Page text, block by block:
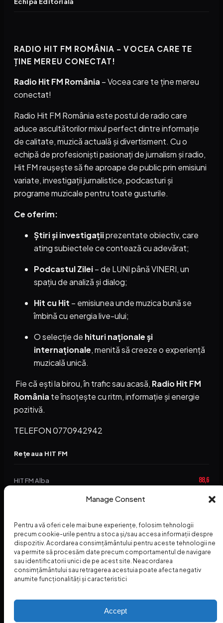
Manage Consent
Pentru a vă oferi cele mai bune experiențe, folosim tehnologii
precum cookie-urile pentru a stoca și/sau accesa informații despre
dispozitiv. Acordarea consimțământului pentru aceste tehnologii ne
va permite să procesăm date precum comportamentul de navigare
sau identificatorii unici de pe acest site. Neacordarea
consimțământului sau retragerea acestuia poate afecta negativ
anumite funcționalități și caracteristici
Accept
RADIO HIT FM ROMÂNIA – VOCEA CARE TE
ȚINE MEREU CONECTAT!
Radio Hit FM România – Vocea care te ține mereu
conectat!
Radio Hit FM România este postul de radio care
aduce ascultătorilor mixul perfect dintre informație
de calitate, muzică actuală și divertisment. Cu o
echipă de profesioniști pasionați de jurnalism și radio,
Hit FM reușește să fie aproape de public prin emisiuni
variate, investigații jurnalistice, podcasturi și
programe muzicale pentru toate gusturile.
Ce oferim:
Știri și investigațiiprezentate obiectiv, care
ating subiectele ce contează cu adevărat;
Podcastul Zilei– de LUNI până VINERI, un
spațiu de analiză și dialog;
Hit cu Hit – emisiunea unde muzica bună se
îmbină cu energia live-ului;
O selecție de hituri naționale și
internaționale, menită să creeze o experiență
muzicală unică.
Fie că ești la birou, în trafic sau acasă, Radio Hit FM
România te însoțește cu ritm, informație și energie
pozitivă.
TELEFON 0770942942
Rețeaua HIT FM
HIT FM Alba 88,6
94,2
HIT FM Abrud 94,3
HIT FM Horezu 95,1
HIT FM Nehoiu 88,2